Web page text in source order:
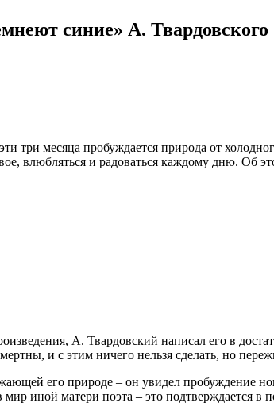
синие» А. Твардовского
три месяца пробуждается природа от
влюбляться и радоваться каждому дню. Об
А. Твардовский написал его в
и с этим ничего нельзя сделать, но
его природе – он увидел пробуждение
иной матери поэта – это подтверждается в